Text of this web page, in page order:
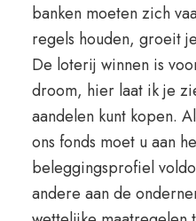
banken moeten zich
regels houden, groeit
De loterij winnen is
droom, hier laat ik je
aandelen kunt kopen.
ons fonds moet u aan
beleggingsprofiel
andere aan de